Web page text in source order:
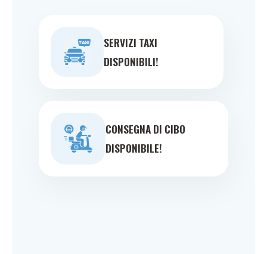
SERVIZI TAXI
DISPONIBILI!
CONSEGNA DI CIBO
DISPONIBILE!